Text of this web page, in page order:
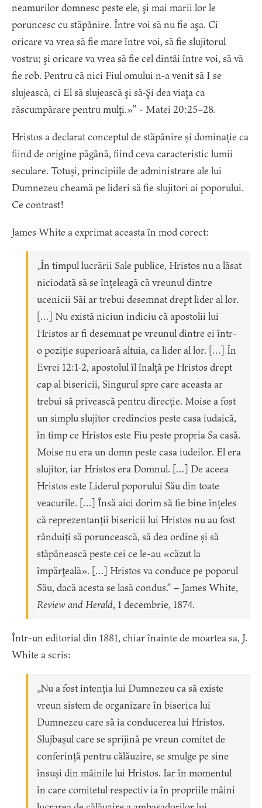
neamurilor domnesc peste ele, şi mai marii lor le
poruncesc cu stăpânire. Între voi să nu fie aşa. Ci
oricare va vrea să fie mare între voi, să fie slujitorul
vostru; şi oricare va vrea să fie cel dintâi între voi, să vă
fie rob. Pentru că nici Fiul omului n-a venit să I se
slujească, ci El să slujească şi să-Şi dea viaţa ca
răscumpărare pentru mulţi.»” - Matei 20:25–28.
Hristos a declarat conceptul de stăpânire și dominație ca
fiind de origine păgână, fiind ceva caracteristic lumii
seculare. Totuși, principiile de administrare ale lui
Dumnezeu cheamă pe lideri să fie slujitori ai poporului.
Ce contrast!
James White a exprimat aceasta în mod corect:
„În timpul lucrării Sale publice, Hristos nu a lăsat
niciodată să se înțeleagă că vreunul dintre
ucenicii Săi ar trebui desemnat drept lider al lor.
[…] Nu există niciun indiciu că apostolii lui
Hristos ar fi desemnat pe vreunul dintre ei într-
o poziție superioară altuia, ca lider al lor. […] În
Evrei 12:1-2, apostolul îl înalță pe Hristos drept
cap al bisericii, Singurul spre care aceasta ar
trebui să privească pentru direcție. Moise a fost
un simplu slujitor credincios peste casa iudaică,
în timp ce Hristos este Fiu peste propria Sa casă.
Moise nu era un domn peste casa iudeilor. El era
slujitor, iar Hristos era Domnul. […] De aceea
Hristos este Liderul poporului Său din toate
veacurile. […] Însă aici dorim să fie bine înțeles
că reprezentanții bisericii lui Hristos nu au fost
rânduiți să poruncească, să dea ordine și să
stăpânească peste cei ce le-au «căzut la
împărţeală». […] Hristos va conduce pe poporul
Său, dacă acesta se lasă condus.” – James White,
Review and Herald, 1 decembrie, 1874.
Într-un editorial din 1881, chiar înainte de moartea sa, J.
White a scris:
„Nu a fost intenția lui Dumnezeu ca să existe
vreun sistem de organizare în biserica lui
Dumnezeu care să ia conducerea lui Hristos.
Slujbașul care se sprijină pe vreun comitet de
conferință pentru călăuzire, se smulge pe sine
însuși din mâinile lui Hristos. Iar în momentul
în care comitetul respectiv ia în propriile mâini